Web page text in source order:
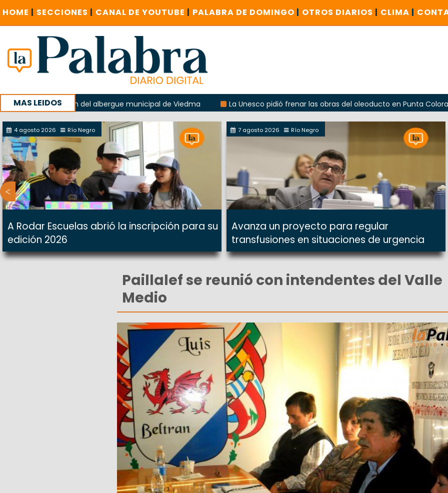
HOME | SECCIONES | CANAL DE YOUTUBE | PALABRA DE DOMINGO | OTROS DIARIOS | CLIMA |
MAS LEIDOS
la explosión del albergue municipal de Viedma La Unesco pidió frenar las obras del oleoducto en Punta Colorada
con un encuentro provincial en Roca
4 agosto 2026 Río Negro
A Rodar Escuelas abrió la inscripción para su
edición 2026
7 agosto 2026 Río Negro
Avanza un proyecto para regular
transfusiones en situaciones de urgencia
Paillalef se reunió con intendentes del Valle
Medio